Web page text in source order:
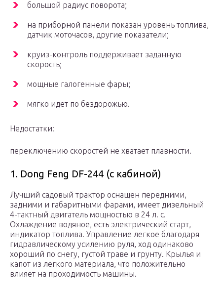
большой радиус поворота;
на приборной панели показан уровень топлива,
датчик моточасов, другие показатели;
круиз-контроль поддерживает заданную
скорость;
мощные галогенные фары;
мягко идет по бездорожью.
Недостатки:
переключению скоростей не хватает плавности.
1. Dong Feng DF-244 (с кабиной)
Лучший садовый трактор оснащен передними,
задними и габаритными фарами, имеет дизельный
4-тактный двигатель мощностью в 24 л. с.
Охлаждение водяное, есть электрический старт,
индикатор топлива. Управление легкое благодаря
гидравлическому усилению руля, ход одинаково
хороший по снегу, густой траве и грунту. Крылья и
капот из легкого материала, что положительно
влияет на проходимость машины.